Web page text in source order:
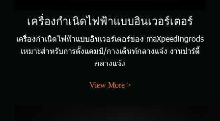
เครื่องกำเนิดไฟฟ้าแบบอินเวอร์เตอร์
เครื่องกำเนิดไฟฟ้าแบบอินเวอร์เตอร์ของ maXpeedingrods
เหมาะสำหรับการตั้งแคมป์/กางเต็นท์กลางแจ้ง งานปาร์ตี้
กลางแจ้ง
View More >